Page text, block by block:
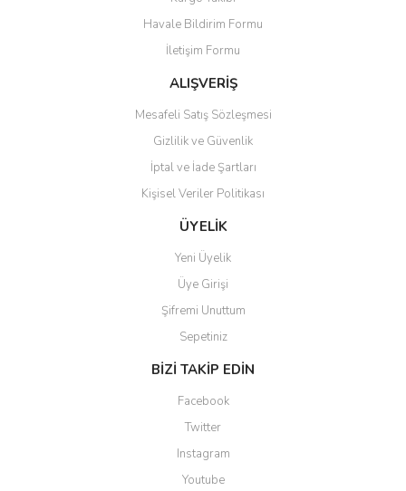
Ürün bilgilerinde hatalar bulunuyor.
Ürün fiyatı diğer sitelerden daha pahalı.
Bu ürüne benzer farklı alternatifler olmalı.
Gönder
Havale Bildirim Formu
İletişim Formu
ALIŞVERİŞ
Mesafeli Satış Sözleşmesi
Gizlilik ve Güvenlik
İptal ve İade Şartları
Kişisel Veriler Politikası
ÜYELİK
Yeni Üyelik
Üye Girişi
Şifremi Unuttum
Sepetiniz
BİZİ TAKİP EDİN
Facebook
Twitter
Instagram
Youtube